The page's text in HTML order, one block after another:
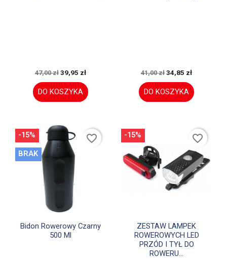
47,00 zł 39,95 zł
DO KOSZYKA
41,00 zł 34,85 zł
DO KOSZYKA
 Szybki podgląd
Bidon Rowerowy Czarny
500 Ml
-15%
BRAK
favorite_border
Szybki podgląd
ZESTAW LAMPEK
ROWEROWYCH LED
PRZÓD I TYŁ DO
ROWERU...
-15% favorite_border